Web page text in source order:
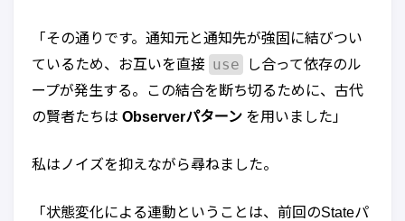
「その通りです。通知元と通知先が強固に結びつい
ているため、お互いを直接 use
し合って依存のル
ープが発生する。この結合を断ち切るために、古代
の賢者たちは Observerパターン を用いました」
私はノイズを抑えながら尋ねました。
「状態変化による連動ということは、前回のStateパ